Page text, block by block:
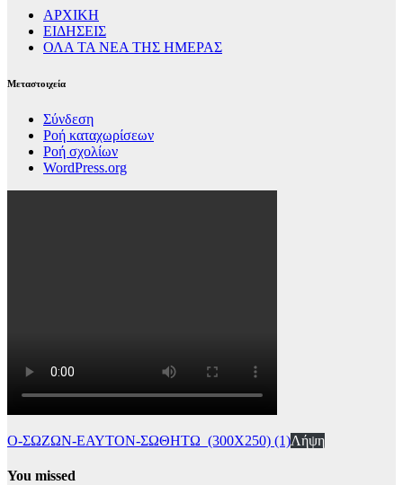
ΑΡΧΙΚΗ
ΕΙΔΗΣΕΙΣ
ΟΛΑ ΤΑ ΝΕΑ ΤΗΣ ΗΜΕΡΑΣ
Μεταστοιχεία
Σύνδεση
Ροή καταχωρίσεων
Ροή σχολίων
WordPress.org
Ο-ΣΩΖΩΝ-ΕΑΥΤΟΝ-ΣΩΘΗΤΩ_(300Χ250) (1)Λήψη
You missed